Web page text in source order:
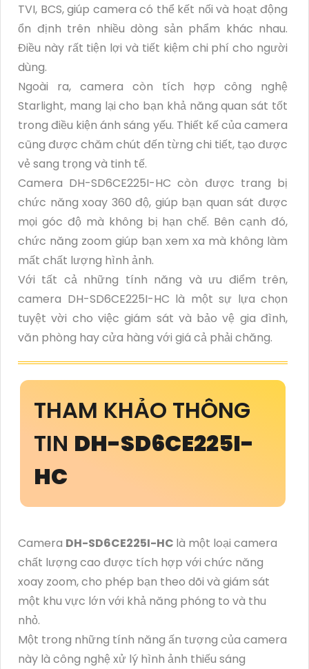
TVI, BCS, giúp camera có thể kết nối và hoạt động
ổn định trên nhiều dòng sản phẩm khác nhau.
Điều này rất tiện lợi và tiết kiệm chi phí cho người
dùng.
Ngoài ra, camera còn tích hợp công nghệ
Starlight, mang lại cho bạn khả năng quan sát tốt
trong điều kiện ánh sáng yếu. Thiết kế của camera
cũng được chăm chút đến từng chi tiết, tạo được
vẻ sang trọng và tinh tế.
Camera DH-SD6CE225I-HC còn được trang bị
chức năng xoay 360 độ, giúp bạn quan sát được
mọi góc độ mà không bị hạn chế. Bên cạnh đó,
chức năng zoom giúp bạn xem xa mà không làm
mất chất lượng hình ảnh.
Với tất cả những tính năng và ưu điểm trên,
camera DH-SD6CE225I-HC là một sự lựa chọn
tuyệt vời cho việc giám sát và bảo vệ gia đình,
văn phòng hay cửa hàng với giá cả phải chăng.
THAM KHẢO THÔNG
TIN DH-SD6CE225I-
HC
Camera DH-SD6CE225I-HC là một loại camera
chất lượng cao được tích hợp với chức năng
xoay zoom, cho phép bạn theo dõi và giám sát
một khu vực lớn với khả năng phóng to và thu
nhỏ.
Một trong những tính năng ấn tượng của camera
này là công nghệ xử lý hình ảnh thiếu sáng